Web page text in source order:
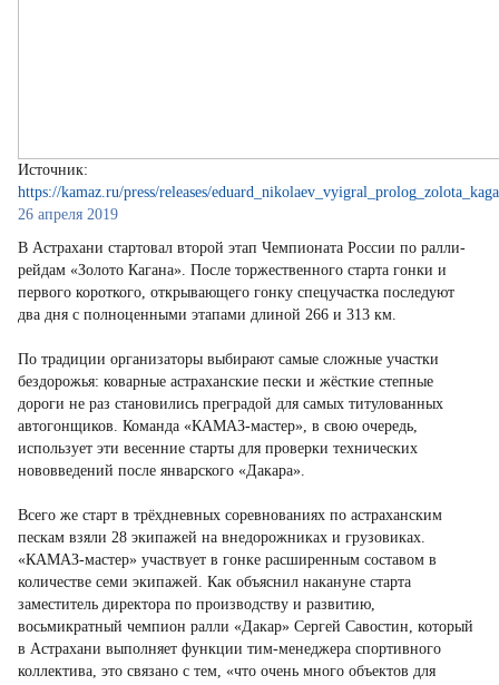
Источник:
https://kamaz.ru/press/releases/
26 апреля 2019
В Астрахани стартовал второй этап Чемпионата России по ралли-
рейдам «Золото Кагана». После торжественного старта гонки и
первого короткого, открывающего гонку спецучастка последуют
два дня с полноценными этапами длиной 266 и 313 км.
По традиции организаторы выбирают самые сложные участки
бездорожья: коварные астраханские пески и жёсткие степные
дороги не раз становились преградой для самых титулованных
автогонщиков. Команда «КАМАЗ-мастер», в свою очередь,
использует эти весенние старты для проверки технических
нововведений после январского «Дакара».
Всего же старт в трёхдневных соревнованиях по астраханским
пескам взяли 28 экипажей на внедорожниках и грузовиках.
«КАМАЗ-мастер» участвует в гонке расширенным составом в
количестве семи экипажей. Как объяснил накануне старта
заместитель директора по производству и развитию,
восьмикратный чемпион ралли «Дакар» Сергей Савостин, который
в Астрахани выполняет функции тим-менеджера спортивного
коллектива, это связано с тем, «что очень много объектов для